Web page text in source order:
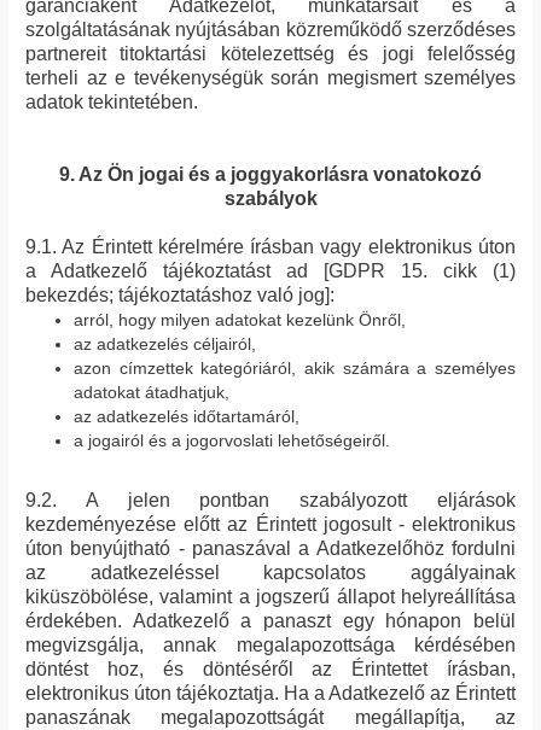
garanciaként Adatkezelőt, munkatársait és a
szolgáltatásának nyújtásában közreműködő szerződéses
partnereit titoktartási kötelezettség és jogi felelősség
terheli az e tevékenységük során megismert személyes
adatok tekintetében.
9. Az Ön jogai és a joggyakorlásra vonatokozó
szabályok
9.1. Az Érintett kérelmére írásban vagy elektronikus úton
a Adatkezelő tájékoztatást ad [GDPR 15. cikk (1)
bekezdés; tájékoztatáshoz való jog]:
arról, hogy milyen adatokat kezelünk Önről,
az adatkezelés céljairól,
azon címzettek kategóriáról, akik számára a személyes
adatokat átadhatjuk,
az adatkezelés időtartamáról,
a jogairól és a jogorvoslati lehetőségeiről.
9.2. A jelen pontban szabályozott eljárások
kezdeményezése előtt az Érintett jogosult - elektronikus
úton benyújtható - panaszával a Adatkezelőhöz fordulni
az adatkezeléssel kapcsolatos aggályainak
kiküszöbölése, valamint a jogszerű állapot helyreállítása
érdekében. Adatkezelő a panaszt egy hónapon belül
megvizsgálja, annak megalapozottsága kérdésében
döntést hoz, és döntéséről az Érintettet írásban,
elektronikus úton tájékoztatja. Ha a Adatkezelő az Érintett
panaszának megalapozottságát megállapítja, az